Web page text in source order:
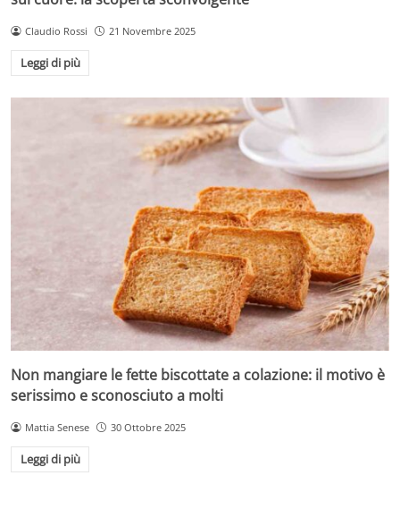
Claudio Rossi 21 Novembre 2025
Leggi di più
Non mangiare le fette biscottate a colazione: il motivo è
serissimo e sconosciuto a molti
Mattia Senese 30 Ottobre 2025
Leggi di più